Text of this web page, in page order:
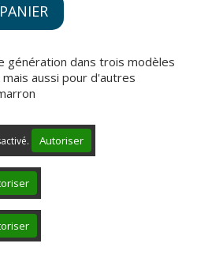
génération dans trois modèles
aussi pour d'autres
Autoriser